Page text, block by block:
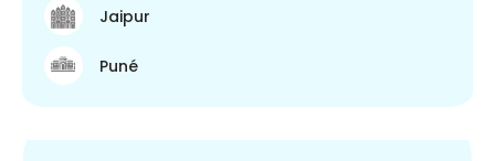
Jaipur
Puné